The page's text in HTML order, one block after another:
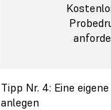
Tipp Nr. 4: Eine
anlegen